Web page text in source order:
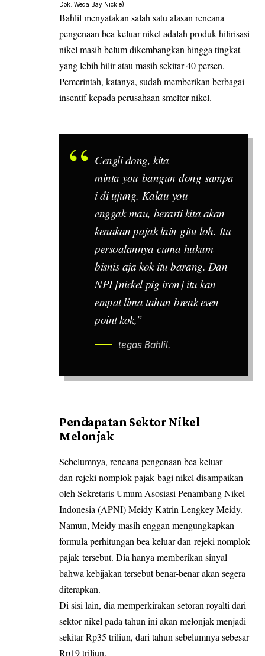
Dok. Weda Bay Nickle)
Bahlil menyatakan salah satu alasan rencana
pengenaan bea keluar nikel adalah produk hilirisasi
nikel masih belum dikembangkan hingga tingkat
yang lebih hilir atau masih sekitar 40 persen.
Pemerintah, katanya, sudah memberikan berbagai
insentif kepada perusahaan smelter nikel.
Cenglidong, kita
mintayou bangun dong sampa
i di ujung. Kalau you
enggak mau, berarti kita akan
kenakan pajak lain gitu loh. Itu
persoalannya cuma hukum
bisnis aja kok itu barang. Dan
NPI [nickel pig iron] itu kan
empat lima tahunbreak even
pointkok,”
tegas Bahlil.
Pendapatan Sektor Nikel
Melonjak
Sebelumnya, rencana pengenaan bea keluar
dan rejeki nomplok pajak bagi nikel disampaikan
oleh Sekretaris Umum Asosiasi Penambang Nikel
Indonesia (APNI) Meidy Katrin Lengkey Meidy.
Namun, Meidy masih enggan mengungkapkan
formula perhitungan bea keluar dan rejeki nomplok
pajak tersebut. Dia hanya memberikan sinyal
bahwa kebijakan tersebut benar-benar akan segera
diterapkan.
Di sisi lain, dia memperkirakan setoran royalti dari
sektor nikel pada tahun ini akan melonjak menjadi
sekitar Rp35 triliun, dari tahun sebelumnya sebesar
Rp19 triliun.